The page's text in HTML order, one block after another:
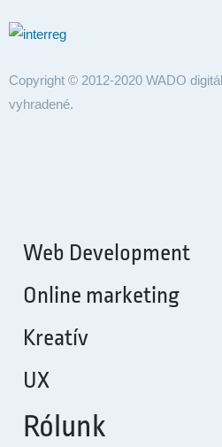
Copyright © 2012-2020 WADO
vyhradené.
Web Development
Online marketing
Kreatív
UX
Rólunk